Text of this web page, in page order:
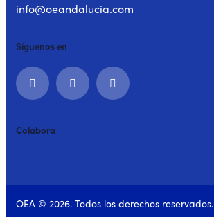
info@oeandalucia.com
Síguenos en
Colabora
OEA © 2026. Todos los derechos reservados.